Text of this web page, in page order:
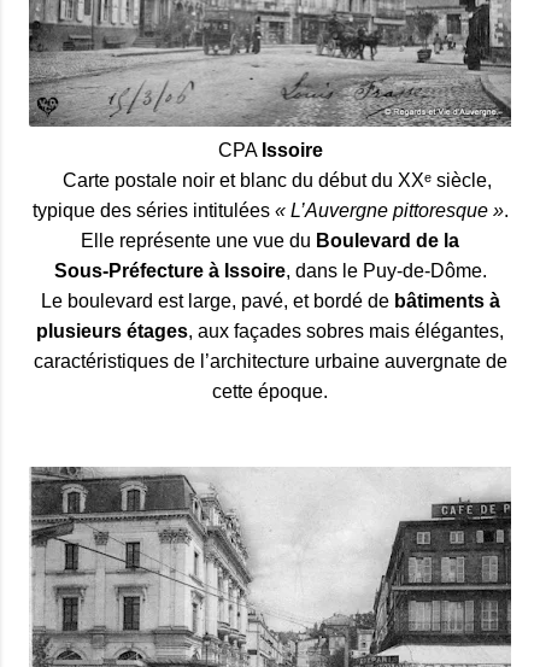
CPA Issoire
Carte postale noir et blanc du début du XXᵉ siècle,
typique des séries intitulées « L’Auvergne pittoresque ».
Elle représente une vue du Boulevard de la
Sous‑Préfecture à Issoire, dans le Puy‑de‑Dôme.
Le boulevard est large, pavé, et bordé de bâtiments à
plusieurs étages, aux façades sobres mais élégantes,
caractéristiques de l’architecture urbaine auvergnate de
cette époque.